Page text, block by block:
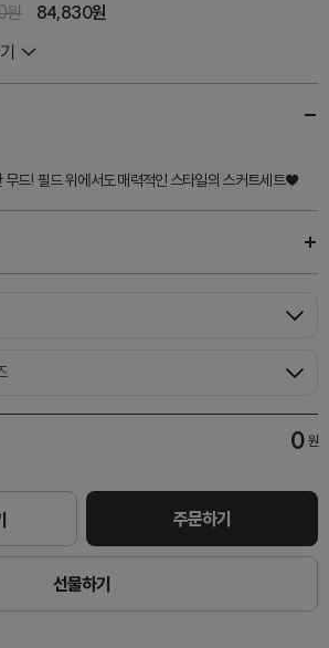
원 84,830원
무드! 필드 위에서도 매력적인 스타일의 스커트세트♥
0 원
주문하기
선물하기